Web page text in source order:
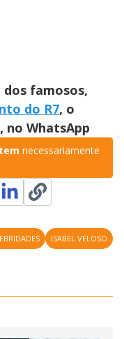
famosos,
do R7, o
no WhatsApp
necessariamente
ISABEL VELOSO